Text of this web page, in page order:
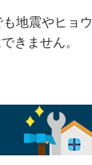
地震やヒョウ
きません。